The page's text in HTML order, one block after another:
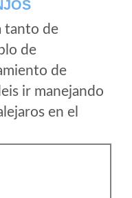
tanto de
de
de
ir manejando
en el